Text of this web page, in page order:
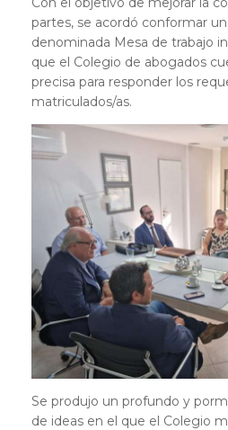
partes, se acordó conformar
denominada Mesa de trabajo
que el Colegio de abogados
precisa para responder los
matriculados/as.
Se produjo un profundo y
de ideas en el que el Colegio